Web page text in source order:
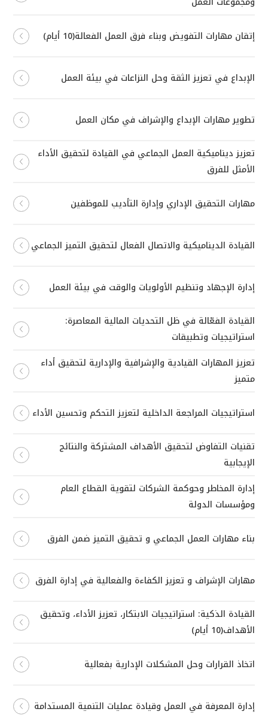
إتقان مهارات التفويض وبناء فرق العمل الفعالة(10 أيام)
الإبداع في تعزيز الثقة وحل النزاعات في بيئة العمل
تطوير مهارات الإبداع والإشراف في مكان العمل
تعزيز ديناميكية العمل الجماعي في القيادة لتحقيق الأداء
الأمثل للفرق
مهارات التحقيق الإداري وإدارة التأديب للموظفين
القيادة الديناميكية والاتصال الفعال لتحقيق التميز الجماعي
إدارة الإجهاد وتنظيم الأولويات والوقت في بيئة العمل
القيادة الفعّالة في ظل التحديات المالية المعاصرة:
استراتيجيات وتطبيقات
تعزيز المهارات القيادية والإشرافية والإدارية لتحقيق أداء
متميز
استراتيجيات المراجعة الداخلية لتعزيز التحكم وتحسين الأداء
تقنيات التفاوض لتحقيق الأهداف المشتركة والنتائج
الإيجابية
إدارة المخاطر وحوكمة الشركات لتقوية القطاع العام
ومؤسسات الدولة
بناء مهارات العمل الجماعي و تحقيق التميز ضمن الفرق
مهارات الإشراف و تعزيز الكفاءة والفعالية في إدارة الفرق
القيادة الذكية: استراتيجيات الابتكار، تعزيز الأداء، وتحقيق
الأهداف(10 أيام)
اتخاذ القرارات وحل المشكلات الإدارية بفعالية
إدارة المعرفة في العمل وقيادة عمليات التنمية المستدامة